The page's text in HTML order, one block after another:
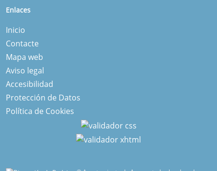
Enlaces
Inicio
Contacte
Mapa web
Aviso legal
Accesibilidad
Protección de Datos
Política de Cookies